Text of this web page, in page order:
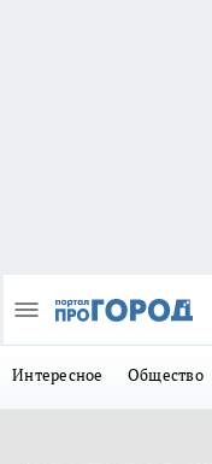
Интересное Общество